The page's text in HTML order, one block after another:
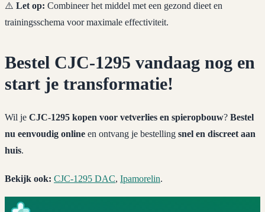
⚠️ Let op: Combineer het middel met een gezond dieet en
trainingsschema voor maximale effectiviteit.
Bestel CJC-1295 vandaag nog en
start je transformatie!
Wil je CJC-1295 kopen voor vetverlies en spieropbouw? Bestel
nu eenvoudig online en ontvang je bestelling snel en discreet aan
huis.
Bekijk ook: CJC-1295 DAC, Ipamorelin.